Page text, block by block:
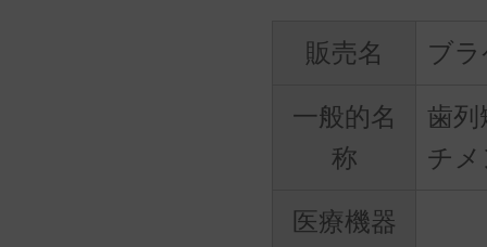
販売名 ブ
一般的名
称
歯列
チ
医療機器